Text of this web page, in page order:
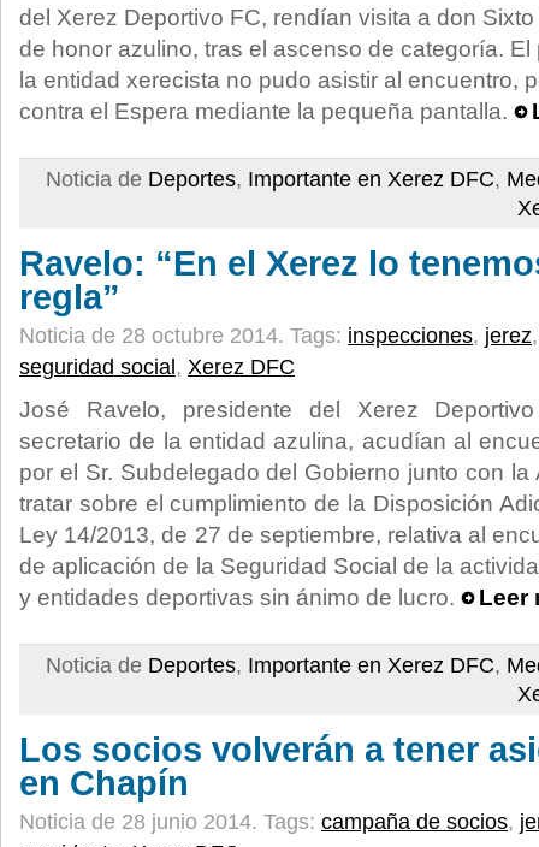
del Xerez Deportivo FC, rendían visita a don
de honor azulino, tras el ascenso de categoría.
la entidad xerecista no pudo asistir al encuentro,
contra el Espera mediante la pequeña pantalla.
Noticia de Deportes, Importante en Xerez DFC,
Ravelo: “En el Xerez lo
regla”
Noticia de 28 octubre 2014. Tags: inspecciones, jerez
seguridad social , Xerez DFC
José Ravelo, presidente del Xerez
secretario de la entidad azulina, acudían al
por el Sr. Subdelegado del Gobierno junto con
tratar sobre el cumplimiento de la Disposición
Ley 14/2013, de 27 de septiembre, relativa al
de aplicación de la Seguridad Social de la
y entidades deportivas sin ánimo de lucro.
Leer
Noticia de Deportes, Importante en Xerez DFC,
Los socios volverán a tener
en Chapín
Noticia de 28 junio 2014. Tags: campaña de socios,